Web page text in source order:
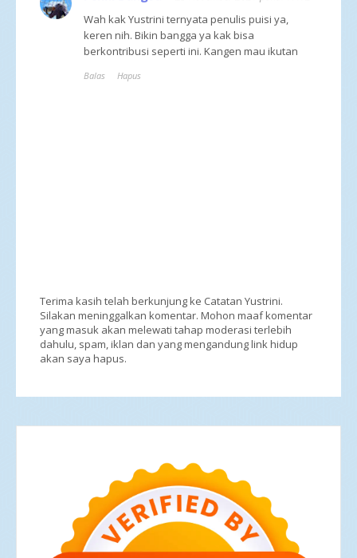
Wah kak Yustrini ternyata penulis puisi ya,
keren nih. Bikin bangga ya kak bisa
berkontribusi seperti ini. Kangen mau ikutan
Balas Hapus
Terima kasih telah berkunjung ke Catatan Yustrini.
Silakan meninggalkan komentar. Mohon maaf komentar
yang masuk akan melewati tahap moderasi terlebih
dahulu, spam, iklan dan yang mengandung link hidup
akan saya hapus.